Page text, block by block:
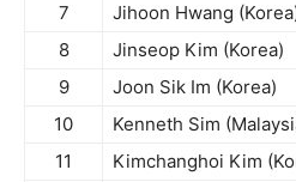
7
Jihoon Hwang
8
Jinseop Kim (Korea)
9
Joon Sik Im (Korea)
10
Kenneth Sim
11
Kimchanghoi Kim